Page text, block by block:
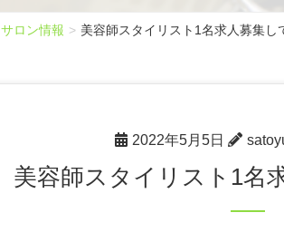
サロン情報 美容師スタイリスト1名求人募集し
2022年5月5日
美容師スタイリスト1名